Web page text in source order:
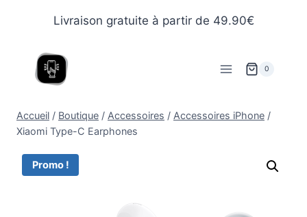
Livraison gratuite à partir de 49.90€
0
Accueil / Boutique / Accessoires / Accessoires iPhone /
Xiaomi Type-C Earphones
Promo !